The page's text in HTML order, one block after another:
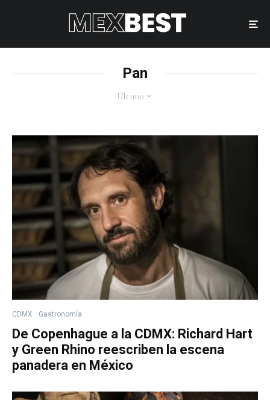
Pan
Último
CDMX Gastronomía
De Copenhague a la CDMX: Richard Hart
y Green Rhino reescriben la escena
panadera en México